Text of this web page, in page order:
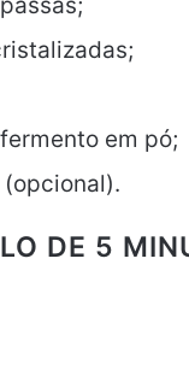
em pó;
DE 5